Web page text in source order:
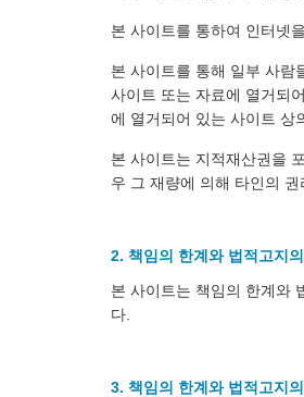
본 사이트를 통하여 인터넷
본 사이트를 통해 일부 사람
사이트 또는 자료에 열거되
에 열거되어 있는 사이트 상
본 사이트는 지적재산권을
우 그 재량에 의해 타인의
2. 책임의 한계와 법적고지
본 사이트는 책임의 한계와
다.
3. 책임의 한계와 법적고지